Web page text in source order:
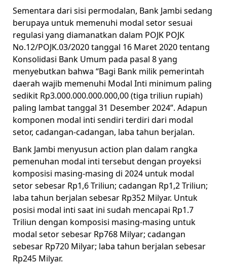
Sementara dari sisi permodalan, Bank Jambi sedang
berupaya untuk memenuhi modal setor sesuai
regulasi yang diamanatkan dalam POJK POJK
No.12/POJK.03/2020 tanggal 16 Maret 2020 tentang
Konsolidasi Bank Umum pada pasal 8 yang
menyebutkan bahwa “Bagi Bank milik pemerintah
daerah wajib memenuhi Modal Inti minimum paling
sedikit Rp3.000.000.000.000,00 (tiga triliun rupiah)
paling lambat tanggal 31 Desember 2024”. Adapun
komponen modal inti sendiri terdiri dari modal
setor, cadangan-cadangan, laba tahun berjalan.
Bank Jambi menyusun action plan dalam rangka
pemenuhan modal inti tersebut dengan proyeksi
komposisi masing-masing di 2024 untuk modal
setor sebesar Rp1,6 Triliun; cadangan Rp1,2 Triliun;
laba tahun berjalan sebesar Rp352 Milyar. Untuk
posisi modal inti saat ini sudah mencapai Rp1.7
Triliun dengan komposisi masing-masing untuk
modal setor sebesar Rp768 Milyar; cadangan
sebesar Rp720 Milyar; laba tahun berjalan sebesar
Rp245 Milyar.